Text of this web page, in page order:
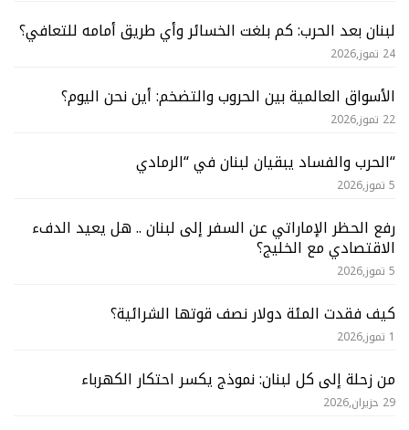
لبنان بعد الحرب: كم بلغت الخسائر وأي طريق أمامه للتعافي؟
24 تموز,2026
الأسواق العالمية بين الحروب والتضخم: أين نحن اليوم؟
22 تموز,2026
“الحرب والفساد يبقيان لبنان في “الرمادي
5 تموز,2026
رفع الحظر الإماراتي عن السفر إلى لبنان .. هل يعيد الدفء
الاقتصادي مع الخليج؟
5 تموز,2026
كيف فقدت المئة دولار نصف قوتها الشرائية؟
1 تموز,2026
من زحلة إلى كل لبنان: نموذج يكسر احتكار الكهرباء
29 حزيران,2026